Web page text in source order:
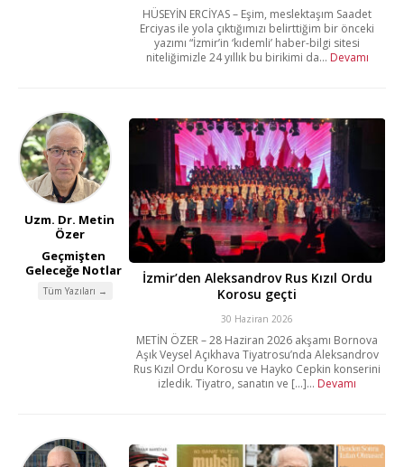
HÜSEYİN ERCİYAS – Eşim, meslektaşım Saadet
Erciyas ile yola çıktığımızı belirttiğim bir önceki
yazımı “İzmir’in ‘kıdemli’ haber-bilgi sitesi
niteliğimizle 24 yıllık bu birikimi da... Devamı
Uzm. Dr. Metin
Özer
Geçmişten
Geleceğe Notlar
Tüm Yazıları →
İzmir’den Aleksandrov Rus Kızıl Ordu
Korosu geçti
30 Haziran 2026
METİN ÖZER – 28 Haziran 2026 akşamı Bornova
Aşık Veysel Açıkhava Tiyatrosu’nda Aleksandrov
Rus Kızıl Ordu Korosu ve Hayko Cepkin konserini
izledik. Tiyatro, sanatın ve [...]... Devamı